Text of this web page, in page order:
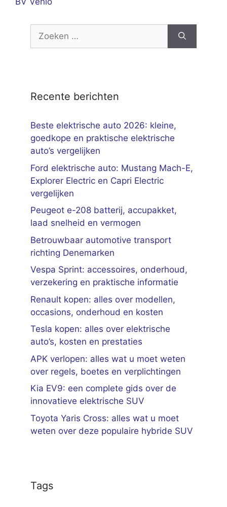
Zoek
Recente berichten
Beste elektrische auto 2026: kleine,
goedkope en praktische elektrische
auto’s vergelijken
Ford elektrische auto: Mustang Mach-E,
Explorer Electric en Capri Electric
vergelijken
Peugeot e-208 batterij, accupakket,
laad snelheid en vermogen
Betrouwbaar automotive transport
richting Denemarken
Vespa Sprint: accessoires, onderhoud,
verzekering en praktische informatie
Renault kopen: alles over modellen,
occasions, onderhoud en kosten
Tesla kopen: alles over elektrische
auto’s, kosten en prestaties
APK verlopen: alles wat u moet weten
over regels, boetes en verplichtingen
Kia EV9: een complete gids over de
innovatieve elektrische SUV
Toyota Yaris Cross: alles wat u moet
weten over deze populaire hybride SUV
Tags